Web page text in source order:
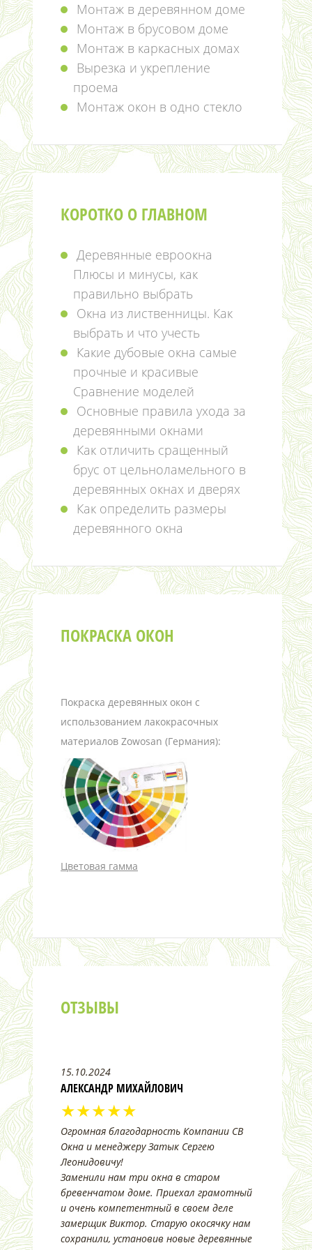
Монтаж в деревянном доме
Монтаж в брусовом доме
Монтаж в каркасных домах
Вырезка и укрепление
проема
Монтаж окон в одно стекло
КОРОТКО О ГЛАВНОМ
Деревянные евроокна
Плюсы и минусы, как
правильно выбрать
Окна из лиственницы. Как
выбрать и что учесть
Какие дубовые окна самые
прочные и красивые
Сравнение моделей
Основные правила ухода за
деревянными окнами
Как отличить сращенный
брус от цельноламельного в
деревянных окнах и дверях
Как определить размеры
деревянного окна
ПОКРАСКА ОКОН
Покраска деревянных окон с
использованием лакокрасочных
материалов Zowosan (Германия):
Цветовая гамма
ОТЗЫВЫ
15.10.2024
АЛЕКСАНДР МИХАЙЛОВИЧ
★★★★★
Огромная благодарность Компании СВ
Окна и менеджеру Затык Сергею
Леонидовичу!
Заменили нам три окна в старом
бревенчатом доме. Приехал грамотный
и очень компетентный в своем деле
замерщик Виктор. Старую окосячку нам
сохранили, установив новые деревянные